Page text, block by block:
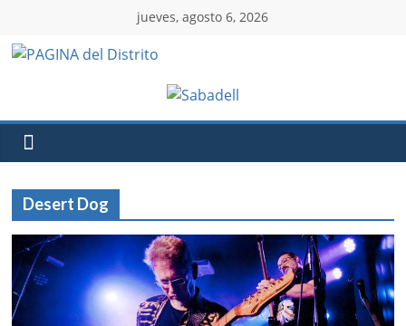
jueves, agosto 6, 2026
Desert Dog